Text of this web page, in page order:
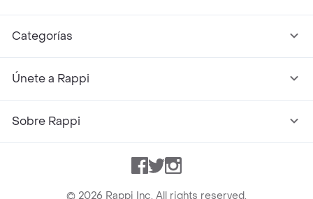
Categorías
Únete a Rappi
Sobre Rappi
Facebook
TwitterInstagram
© 2026 Rappi Inc. All rights reserved.